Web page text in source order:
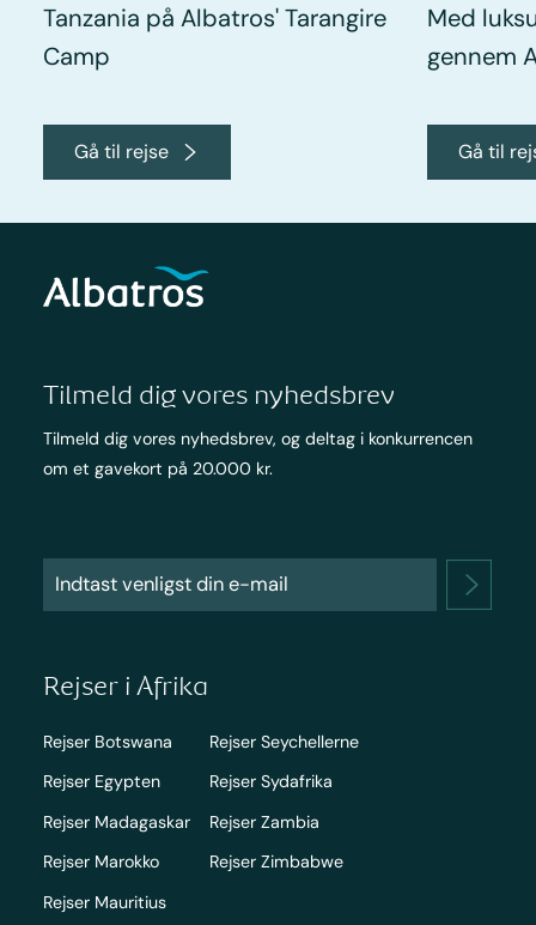
Tanzania på Albatros' Tarangire
Camp
Gå til rejse
Med
gennem
Gå til
Tilmeld dig vores nyhedsbrev
Tilmeld dig vores nyhedsbrev, og deltag i konkurrencen
om et gavekort på 20.000 kr.
Rejser i Afrika
Rejser Botswana
Rejser Egypten
Rejser Madagaskar
Rejser Marokko
Rejser Mauritius
Rejser Seychellerne
Rejser Sydafrika
Rejser Zambia
Rejser Zimbabwe